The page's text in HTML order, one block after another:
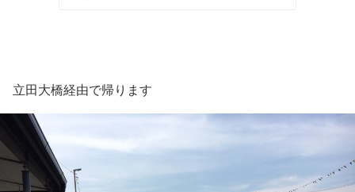
立田大橋経由で帰ります